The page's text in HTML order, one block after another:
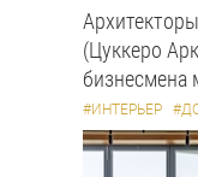
(Цуккеро
бизнесмена
#ИНТЕРЬЕР